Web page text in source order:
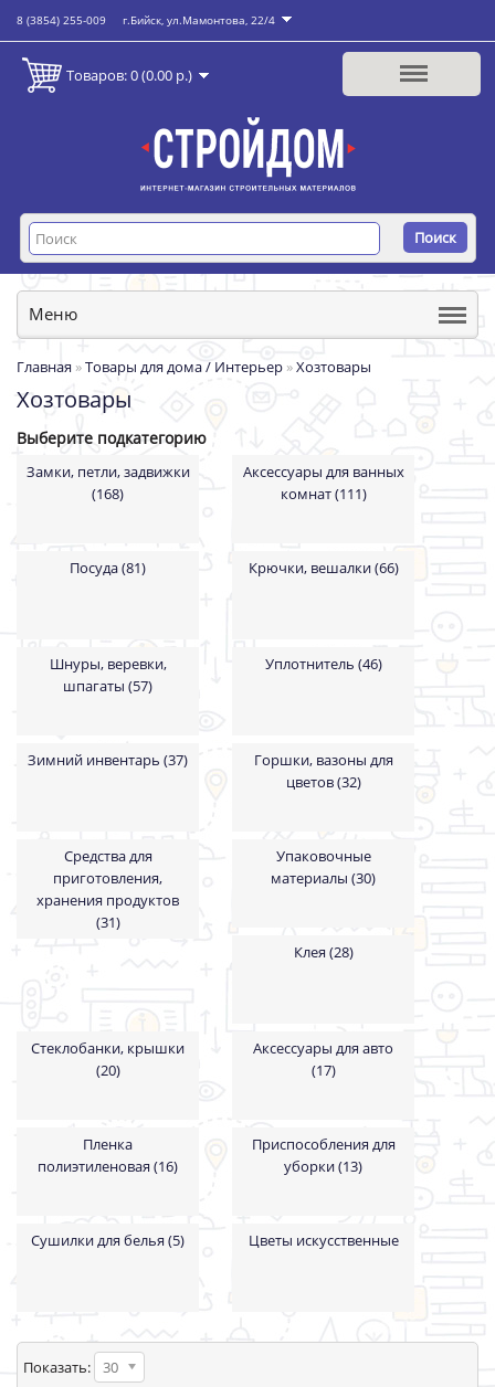
8 (3854) 255-009 г.Бийск, ул.Мамонтова, 22/4
Товаров: 0 (0.00 р.)
Поиск
Меню
Главная »Товары для дома / Интерьер »Хозтовары
Хозтовары
Выберите подкатегорию
Замки, петли, задвижки
(168)
Аксессуары для ванных
комнат (111)
Посуда (81) Крючки, вешалки (66)
Шнуры, веревки,
шпагаты (57)
Уплотнитель (46)
Зимний инвентарь (37)
Горшки, вазоны для
цветов (32)
Средства для
приготовления,
хранения продуктов
(31)
Упаковочные
материалы (30)
Клея (28)
Стеклобанки, крышки
(20)
Аксессуары для авто
(17)
Пленка
полиэтиленовая (16)
Приспособления для
уборки (13)
Сушилки для белья (5) Цветы искусственные
Показать:
30